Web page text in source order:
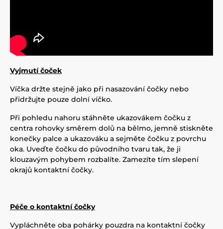
Vyjmutí čoček
Víčka držte stejně jako při nasazování čočky nebo
přidržujte pouze dolní víčko.
Při pohledu nahoru stáhněte ukazovákem čočku z
centra rohovky směrem dolů na bělmo, jemně stiskněte
konečky palce a ukazováku a sejměte čočku z povrchu
oka. Uveďte čočku do původního tvaru tak, že ji
klouzavým pohybem rozbalíte. Zamezíte tím slepení
okrajů kontaktní čočky.
Péče o kontaktní čočky
Vypláchněte oba pohárky pouzdra na kontaktní čočky